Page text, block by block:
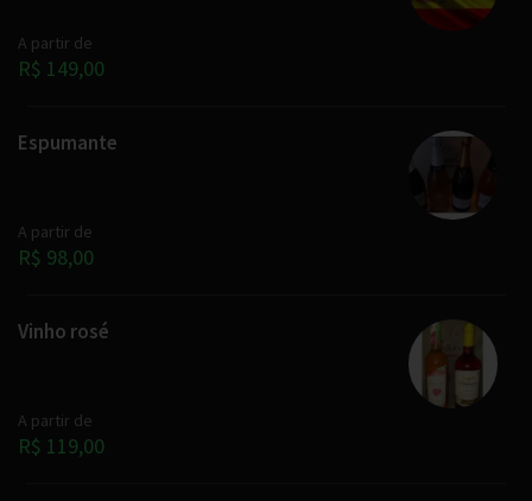
A partir de
R$ 149,00
Espumante
A partir de
R$ 98,00
Vinho rosé
A partir de
R$ 119,00